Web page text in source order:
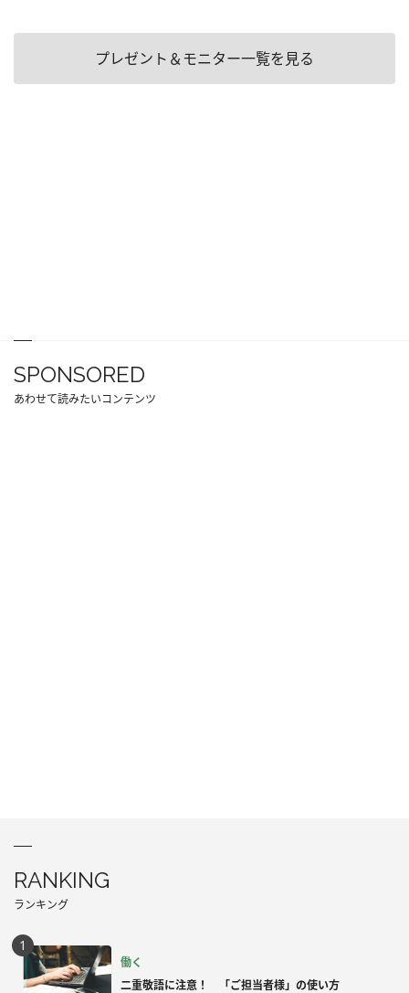
プレゼント＆モニター一覧を見る
SPONSORED
あわせて読みたいコンテンツ
RANKING
ランキング
働く
二重敬語に注意！ 「ご担当者様」の使い方